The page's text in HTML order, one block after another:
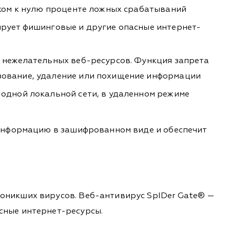
к нулю проценте ложных срабатываний
фишинговые и другие опасные интернет-
веб-ресурсов. Функция запрета
удаление или похищение информации
локальной сети, в удаленном режиме
в зашифрованном виде и обеспечит
вирусов. Веб-антивирус SpIDer Gate® —
интернет-ресурсы.